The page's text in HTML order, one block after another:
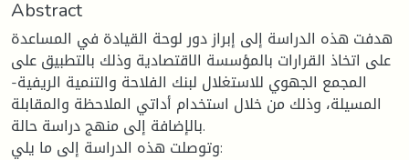
Abstract
هدفت هذه الدراسة إلى إبراز دور لوحة القيادة في المساعدة
على اتخاذ القرارات بالمؤسسة الاقتصادية وذلك بالتطبيق على
المجمع الجهوي للاستغلال لبنك الفلاحة والتنمية الريفية-
المسيلة، وذلك من خلال استخدام أداتي الملاحظة والمقابلة
بالإضافة إلى منهج دراسة حالة.
وتوصلت هذه الدراسة إلى ما يلي: